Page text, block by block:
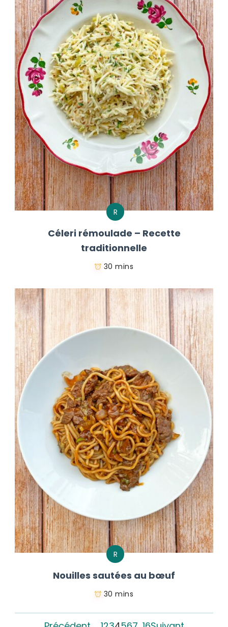
R
Céleri rémoulade – Recette
traditionnelle
30 mins
R
Nouilles sautées au bœuf
30 mins